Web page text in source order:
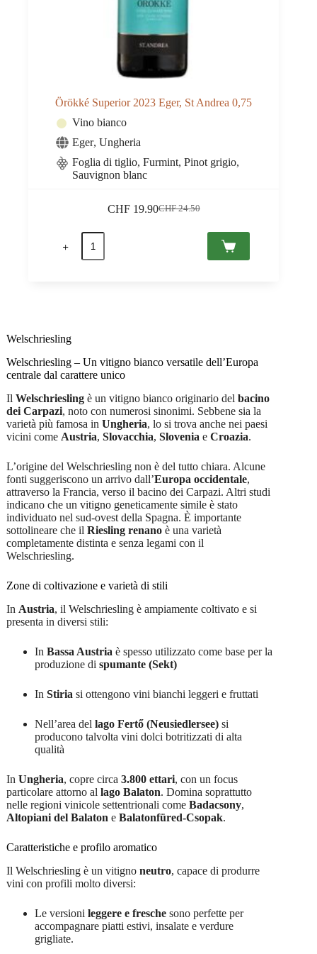
Örökké Superior 2023 Eger, St Andrea 0,75
Vino bianco
Eger, Ungheria
Foglia di tiglio, Furmint, Pinot grigio,
Sauvignon blanc
CHF24.50
Il
CHF19.90
Il
Örökké
Superior
2023
Welschriesling
Welschriesling – Un vitigno bianco versatile dell’Europa
centrale dal carattere unico
Il Welschrieslingè un vitigno bianco originario del bacino
dei Carpazi, noto con numerosi sinonimi. Sebbene sia la
varietà più famosa in Ungheria, lo si trova anche nei paesi
vicini come Austria, Slovacchia, Slovenia e Croazia.
L’origine del Welschriesling non è del tutto chiara. Alcune
fonti suggeriscono un arrivo dall’Europa occidentale,
attraverso la Francia, verso il bacino dei Carpazi. Altri studi
indicano che un vitigno geneticamente simile è stato
individuato nel sud-ovest della Spagna. È importante
sottolineare che il Riesling renanoè una varietà
completamente distinta e senza legami con il
Welschriesling.
Zone di coltivazione e varietà di stili
In Austria, il Welschriesling è ampiamente coltivato e si
presenta in diversi stili:
In Bassa Austria è spesso utilizzato come base per la
produzione di spumante (Sekt)
In Stiria si ottengono vini bianchi leggeri e fruttati
Nell’area del lago Fertő (Neusiedlersee)si
producono talvolta vini dolci botritizzati di alta
qualità
In Ungheria, copre circa 3.800 ettari, con un focus
particolare attorno al lago Balaton. Domina soprattutto
nelle regioni vinicole settentrionali come Badacsony,
Altopiani del Balaton e Balatonfüred-Csopak.
Caratteristiche e profilo aromatico
Il Welschriesling è un vitigno neutro, capace di produrre
vini con profili molto diversi:
Le versioni leggere e freschesono perfette per
accompagnare piatti estivi, insalate e verdure
grigliate.